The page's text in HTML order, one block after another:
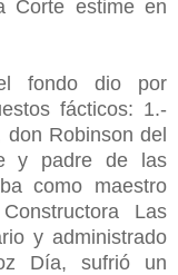
Corte estime en
fondo dio por
fácticos: 1.-
Robinson del
y padre de las
como maestro
Las
y administrado
Día, sufrió un